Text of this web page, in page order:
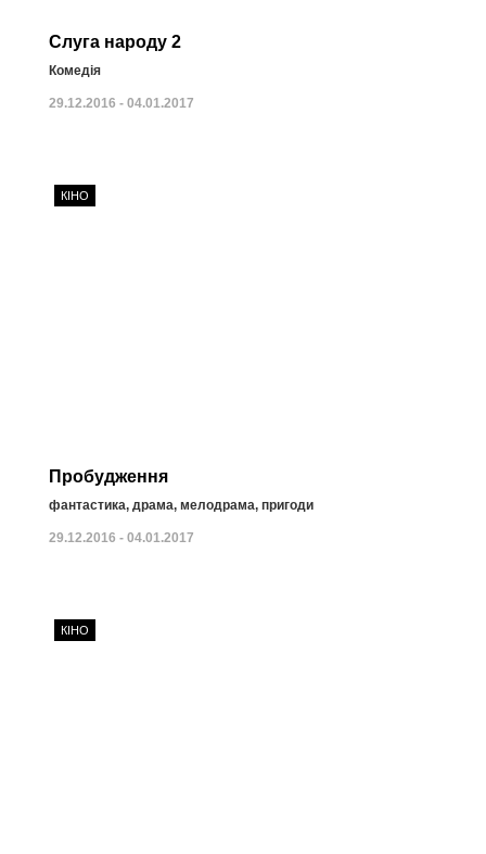
Слуга народу 2
Комедія
29.12.2016 - 04.01.2017
КІНО
Пробудження
фантастика, драма, мелодрама, пригоди
29.12.2016 - 04.01.2017
КІНО